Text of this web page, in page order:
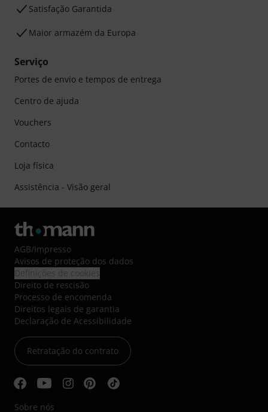
Satisfação Garantida
Maior armazém da Europa
Serviço
Portes de envio e tempos de entrega
Centro de ajuda
Vouchers
Contacto
Loja física
Assistência - Visão geral
AGB/Impresso
Avisos de proteção dos dados
Direito de rescisão
Processo de encomenda
Direitos legais de garantia
Declaração de Acessibilidade
Retratação do contrato
Sobre nós